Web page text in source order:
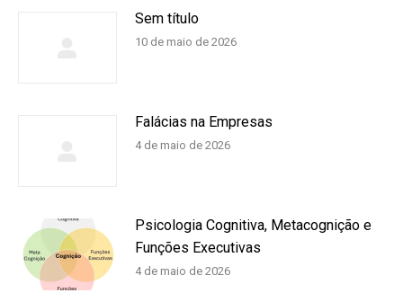
Sem título
10 de maio de 2026
Falácias na Empresas
4 de maio de 2026
Psicologia Cognitiva, Metacognição e
Funções Executivas
4 de maio de 2026